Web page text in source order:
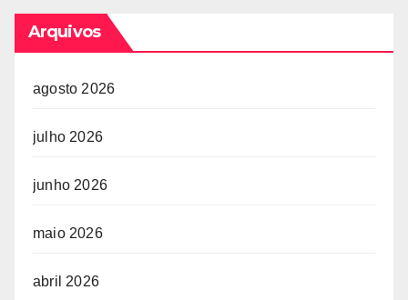
Arquivos
agosto 2026
julho 2026
junho 2026
maio 2026
abril 2026